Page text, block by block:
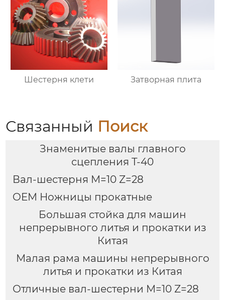
Шестерня клети Затворная плита
Связанный Поиск
Знаменитые валы главного
сцепления T-40
Вал-шестерня M=10 Z=28
OEM Ножницы прокатные
Большая стойка для машин
непрерывного литья и прокатки из
Китая
Малая рама машины непрерывного
литья и прокатки из Китая
Отличные вал-шестерни M=10 Z=28